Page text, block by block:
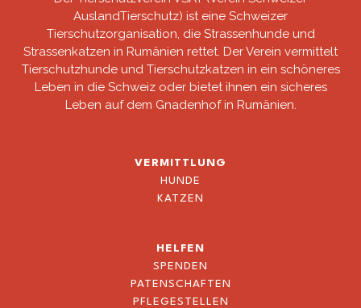
AuslandTierschutz) ist eine Schweizer
Tierschutzorganisation, die Strassenhunde und
Strassenkatzen in Rumänien rettet. Der Verein vermittelt
Tierschutzhunde und Tierschutzkatzen in ein schöneres
Leben in die Schweiz oder bietet ihnen ein sicheres
Leben auf dem Gnadenhof in Rumänien.
VERMITTLUNG
HUNDE
KATZEN
HELFEN
SPENDEN
PATENSCHAFTEN
PFLEGESTELLEN